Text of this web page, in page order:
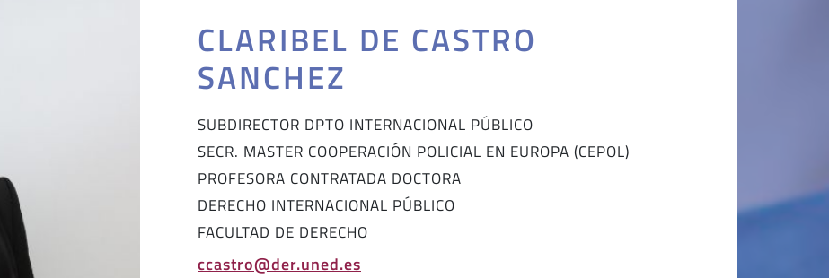
CLARIBEL DE CASTRO
SANCHEZ
SUBDIRECTOR DPTO INTERNACIONAL PÚBLICO
SECR. MASTER COOPERACIÓN POLICIAL EN EUROPA (CEPOL)
PROFESORA CONTRATADA DOCTORA
DERECHO INTERNACIONAL PÚBLICO
FACULTAD DE DERECHO
ccastro@der.uned.es